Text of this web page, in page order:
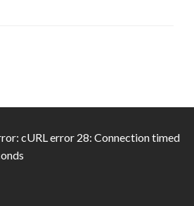
cURL error 28: Connection timed